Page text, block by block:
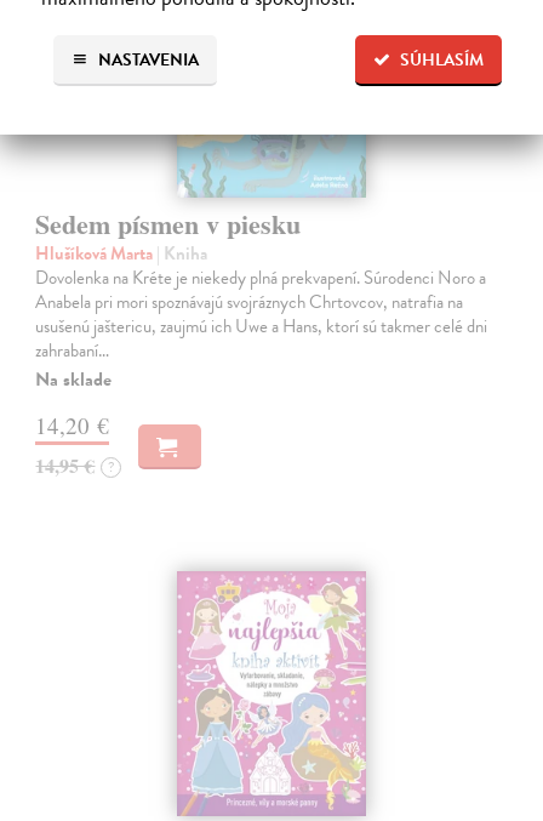
SÚHLASÍM
NASTAVENIA
Sedem písmen v piesku
Hlušíková Marta| Kniha
Dovolenka na Kréte je niekedy plná prekvapení. Súrodenci Noro a
Anabela pri mori spoznávajú svojráznych Chrtovcov, natrafia na
usušenú jaštericu, zaujmú ich Uwe a Hans, ktorí sú takmer celé dni
zahrabaní…
Na sklade
14,20 €
14,95 € ?